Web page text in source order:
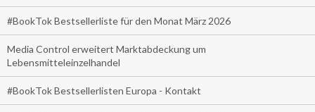
#BookTok Bestsellerliste für den Monat März 2026
Media Control erweitert Marktabdeckung um
Lebensmitteleinzelhandel
#BookTok Bestsellerlisten Europa - Kontakt